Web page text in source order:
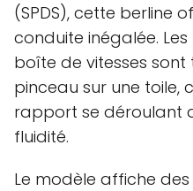
(SPDS), cette berline
conduite inégalée.
boîte de vitesses
pinceau sur une toile,
rapport se déroulant
fluidité.
Le modèle affiche